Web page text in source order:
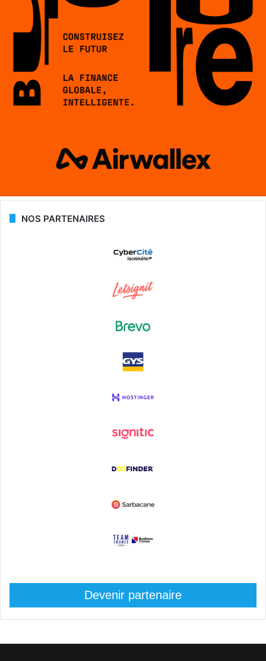
NOS PARTENAIRES
Devenir partenaire